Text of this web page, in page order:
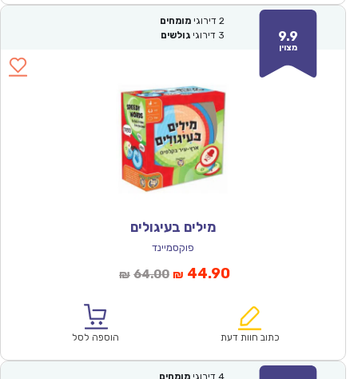
9.9
מצוין
2 דירוגי מומחים
3 דירוגי גולשים
מילים בעיגולים
פוקסמיינד
₪ 64.00המחיר
₪64.00.
₪ 44.90המחיר
הוא:
כתוב חוות דעת הוספה לסל